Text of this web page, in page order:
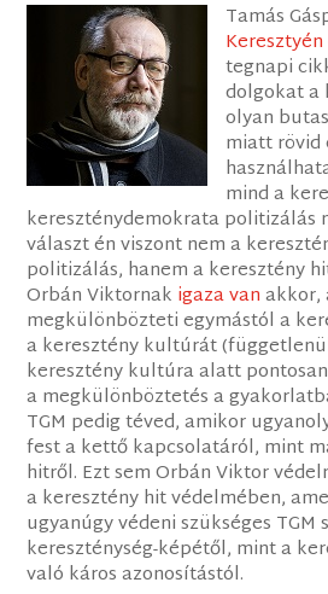
Tamás
tegnapi
dolgokat a
olyan
miatt rövid
mind a
kereszténydemokrata politizálás
választ én viszont nem a
politizálás, hanem a keresztény
Orbán Viktornak igaza vanakkor,
megkülönbözteti egymástól a
a keresztény kultúrát
keresztény kultúra alatt
a megkülönböztetés a
TGM pedig téved, amikor
fest a kettő kapcsolatáról, mint
hitről. Ezt sem Orbán Viktor
a keresztény hit védelmében,
ugyanúgy védeni szükséges TGM
kereszténység-képétől, mint a
való káros azonosítástól.